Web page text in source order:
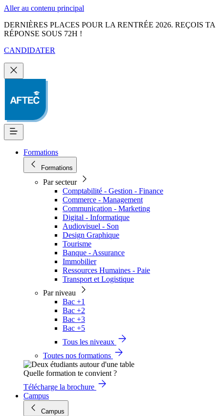
Aller au contenu principal
DERNIÈRES PLACES POUR LA RENTRÉE 2026. REÇOIS TA
RÉPONSE SOUS 72H !
CANDIDATER
Formations
Formations
Par secteur
Comptabilité - Gestion - Finance
Commerce - Management
Communication - Marketing
Digital - Informatique
Audiovisuel - Son
Design Graphique
Tourisme
Banque - Assurance
Immobilier
Ressources Humaines - Paie
Transport et Logistique
Par niveau
Bac +1
Bac +2
Bac +3
Bac +5
Tous les niveaux
Toutes nos formations
Quelle formation te convient ?
Télécharge la brochure
Campus
Campus